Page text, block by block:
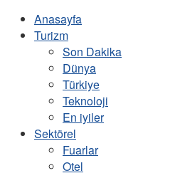
Anasayfa
Turizm
Son Dakika
Dünya
Türkiye
Teknoloji
En iyiler
Sektörel
Fuarlar
Otel